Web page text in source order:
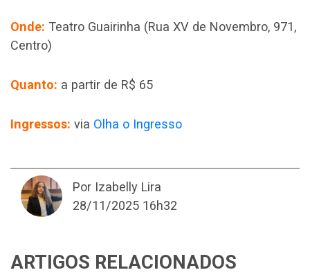
Onde: Teatro Guairinha (Rua XV de Novembro, 971,
Centro)
Quanto: a partir de R$ 65
Ingressos: via Olha o Ingresso
Por Izabelly Lira
28/11/2025 16h32
ARTIGOS RELACIONADOS